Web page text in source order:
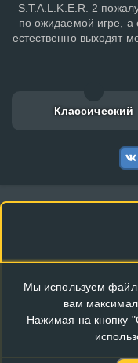
S.T.A.L.K.E.R. 2
по ожидаемой игре, а
естественно выходят
Классический
Мы используем
вам
Нажимая на кнопку